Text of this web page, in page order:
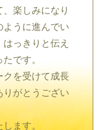
楽しみになり
ように進んでい
っきりと伝え
です。
クを受けて成長
りがとうござい
ます。